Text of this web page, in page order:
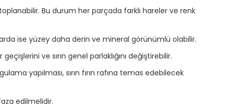
Bu durum her parçada farklı hareler ve renk
ise yüzey daha derin ve mineral görünümlü olabilir.
ve sırın genel parlaklığını değiştirebilir.
yapılması, sırın fırın rafına temas edebilecek
edilmelidir.